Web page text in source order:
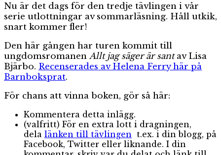
Nu är det dags för den tredje tävlingen i vår
serie utlottningar av sommarläsning. Håll utkik,
snart kommer fler!
Den här gången har turen kommit till
ungdomsromanen Allt jag säger är santav Lisa
Bjärbo. Recenserades av Helena Ferry här på
Barnboksprat.
För chans att vinna boken, gör så här:
Kommentera detta inlägg.
(valfritt) För en extra lott i dragningen,
dela länken till tävlingen t.ex. i din blogg, på
Facebook, Twitter eller liknande. I din